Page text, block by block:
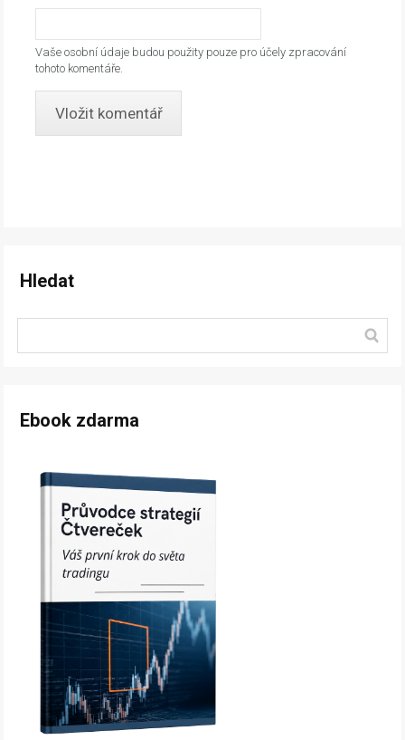
Vaše osobní údaje budou použity pouze pro účely zpracování
tohoto komentáře.
Hledat
Ebook zdarma